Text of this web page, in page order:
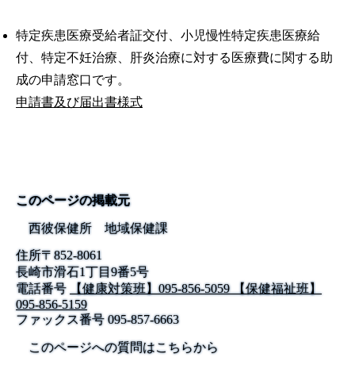
特定疾患医療受給者証交付、小児慢性特定疾患医療給
付、特定不妊治療、肝炎治療に対する医療費に関する助
成の申請窓口です。
申請書及び届出書様式
このページの掲載元
西彼保健所 地域保健課
住所〒852-8061
長崎市滑石1丁目9番5号
電話番号
【健康対策班】095-856-5059 【保健福祉班】
095-856-5159
ファックス番号095-857-6663
このページへの質問はこちらから